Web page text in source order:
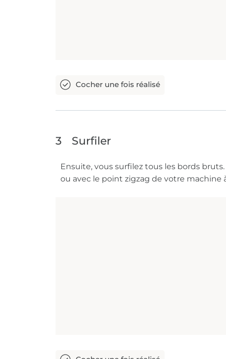
3 Surfiler
Ensuite, vous surfilez tous les bords
ou avec le point zigzag de votre machine